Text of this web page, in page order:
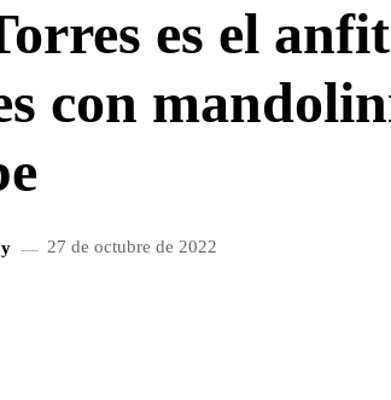
es el
con
27 de octubre de 2022